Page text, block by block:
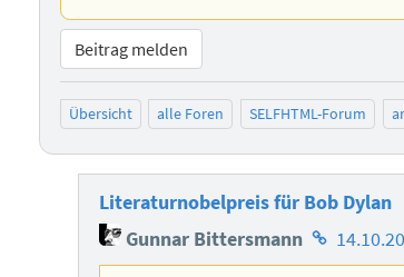
Beitrag melden
Übersicht alle Foren SELFHTML-Forum
Literaturnobelpreis für Bob Dylan
Gunnar Bittersmann Homepage
des